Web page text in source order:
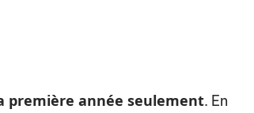
première année seulement. En